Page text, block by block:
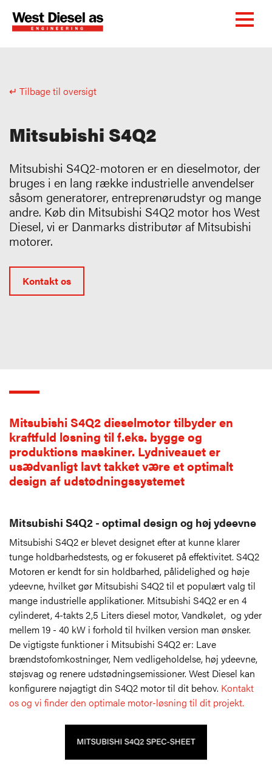
↵ Tilbage til oversigt
Mitsubishi S4Q2
Mitsubishi S4Q2-motoren er en dieselmotor, der
bruges i en lang række industrielle anvendelser
såsom generatorer, entreprenørudstyr og mange
andre. Køb din Mitsubishi S4Q2 motor hos West
Diesel, vi er Danmarks distributør af Mitsubishi
motorer.
Kontakt os
Mitsubishi S4Q2 dieselmotor tilbyder en
kraftfuld løsning til f.eks. bygge og
produktions maskiner. Lydniveauet er
usædvanligt lavt takket være et optimalt
design af udstødningssystemet
Mitsubishi S4Q2 - optimal design og høj ydeevne
Mitsubishi S4Q2 er blevet designet efter at kunne klarer
tunge holdbarhedstests, og er fokuseret på effektivitet. S4Q2
Motoren er kendt for sin holdbarhed, pålidelighed og høje
ydeevne, hvilket gør Mitsubishi S4Q2 til et populært valg til
mange industrielle applikationer. Mitsubishi S4Q2 er en 4
cylinderet, 4-takts 2,5 Liters diesel motor, Vandkølet, og yder
mellem 19 - 40 kW i forhold til hvilken version man ønsker.
De vigtigste funktioner i Mitsubishi S4Q2 er: Lave
brændstofomkostninger, Nem vedligeholdelse, høj ydeevne,
støjsvag og renere udstødningsemissioner. West Diesel kan
konfigurere nøjagtigt din S4Q2 motor til dit behov. Kontakt
os og vi finder den optimale motor-løsning til dit projekt.